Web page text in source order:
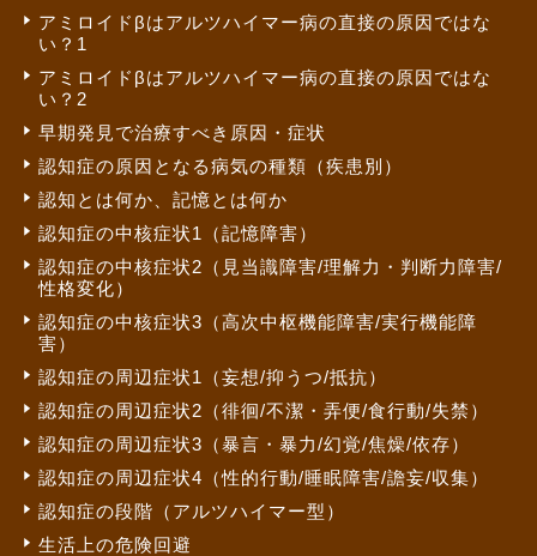
アミロイドβはアルツハイマー病の直接の原因ではな
い？1
アミロイドβはアルツハイマー病の直接の原因ではな
い？2
早期発見で治療すべき原因・症状
認知症の原因となる病気の種類（疾患別）
認知とは何か、記憶とは何か
認知症の中核症状1（記憶障害）
認知症の中核症状2（見当識障害/理解力・判断力障害/
性格変化）
認知症の中核症状3（高次中枢機能障害/実行機能障
害）
認知症の周辺症状1（妄想/抑うつ/抵抗）
認知症の周辺症状2（徘徊/不潔・弄便/食行動/失禁）
認知症の周辺症状3（暴言・暴力/幻覚/焦燥/依存）
認知症の周辺症状4（性的行動/睡眠障害/譫妄/収集）
認知症の段階（アルツハイマー型）
生活上の危険回避